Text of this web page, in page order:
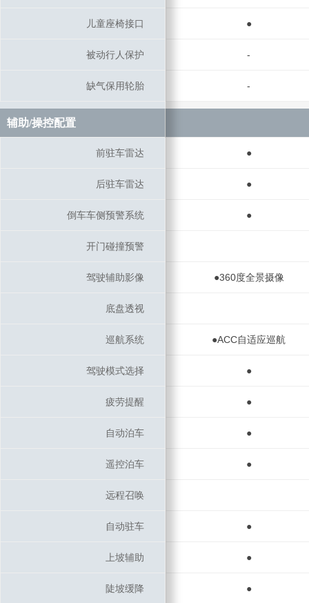
儿童座椅接口 ●
被动行人保护 -
缺气保用轮胎 -
辅助/操控配置
前驻车雷达 ●
后驻车雷达 ●
倒车车侧预警系统 ●
开门碰撞预警
驾驶辅助影像 ●360度全景摄像
底盘透视
巡航系统 ●ACC自适应巡航
驾驶模式选择 ●
疲劳提醒 ●
自动泊车 ●
遥控泊车 ●
远程召唤
自动驻车 ●
上坡辅助 ●
陡坡缓降 ●
儿童座椅接口
被动行人保护
缺气保用轮胎
辅助/操控配置
前驻车雷达
后驻车雷达
倒车车侧预警系统
开门碰撞预警
驾驶辅助影像
底盘透视
巡航系统
驾驶模式选择
疲劳提醒
自动泊车
遥控泊车
远程召唤
自动驻车
上坡辅助
陡坡缓降